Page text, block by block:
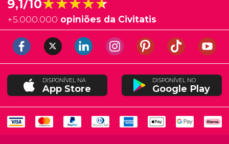
9,1/10
+5.000.000 opiniões da Civitatis
DISPONÍVEL NA
App Store
DISPONÍVEL NO
Google Play